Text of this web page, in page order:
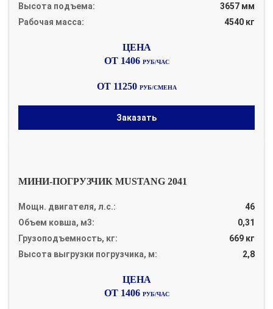
Высота подъема:
3657 мм
Рабочая масса:
4540 кг
ОТ 1406 РУБ/ЧАС
ОТ 11250 РУБ/СМЕНА
Заказать
МИНИ-ПОГРУЗЧИК MUSTANG 2041
Мощн. двигателя, л.с.:
46
Объем ковша, м3:
0,31
Грузоподъемность, кг:
669 кг
Высота выгрузки погрузчика, м:
2,8
ОТ 1406 РУБ/ЧАС